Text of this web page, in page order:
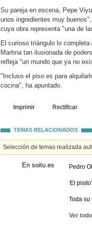
Su pareja en escena, Pepe
unos ingredientes muy
cuya obra representa "una de
El curioso triángulo lo
Martina tan ilusionada de
refleja "un mundo que ya no
"Incluso el piso es para
cocina", ha apuntado.
Imprimir Rectificar
TEMAS RELACIONADOS
Selección de temas realizada
En soitu.es Pedro
'El
Toda su
Ver